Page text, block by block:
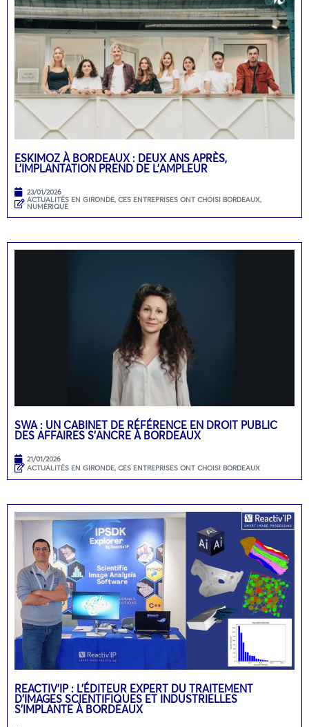
ESKIMOZ À BORDEAUX : DEUX ANS APRÈS,
L’IMPLANTATION PREND DE L’AMPLEUR
23/01/2026
ACTUALITÉS EN GIRONDE, CES ENTREPRISES ONT CHOISI BORDEAUX,
NUMÉRIQUE
SWA : UN CABINET DE RÉFÉRENCE EN DROIT PUBLIC
DES AFFAIRES S’ANCRE À BORDEAUX
21/01/2026
ACTUALITÉS EN GIRONDE, CES ENTREPRISES ONT CHOISI BORDEAUX
REACTIV’IP : L’ÉDITEUR EXPERT DU TRAITEMENT
D’IMAGES SCIENTIFIQUES ET INDUSTRIELLES
S’IMPLANTE À BORDEAUX